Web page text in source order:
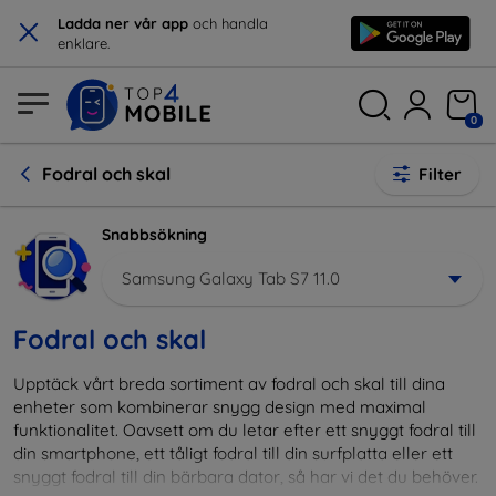
× Ladda ner vår app och handla
enklare.
0
Fodral och skal Filter
Snabbsökning
Samsung Galaxy Tab S7 11.0
Fodral och skal
Upptäck vårt breda sortiment av fodral och skal till dina
enheter som kombinerar snygg design med maximal
funktionalitet. Oavsett om du letar efter ett snyggt fodral till
din smartphone, ett tåligt fodral till din surfplatta eller ett
snyggt fodral till din bärbara dator, så har vi det du behöver.